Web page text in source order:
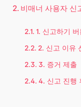
비매너 사용자 신
1. 신고하기 버
2. 신고 이유
3. 증거 제출
4. 신고 진행